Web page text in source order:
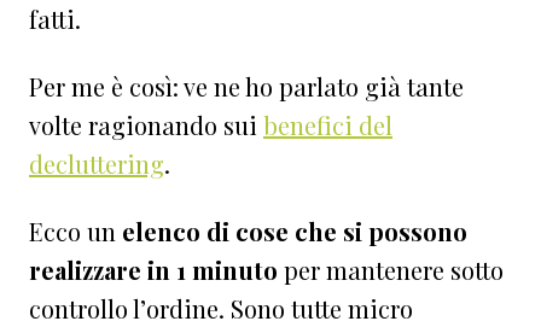
fatti.
Per me è così: ve ne ho parlato già tante
volte ragionando sui benefici del
decluttering.
Ecco un elenco di cose che si possono
realizzare in 1 minuto per mantenere sotto
controllo l’ordine. Sono tutte micro